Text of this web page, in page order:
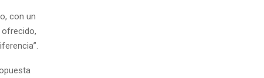
con un
ofrecido,